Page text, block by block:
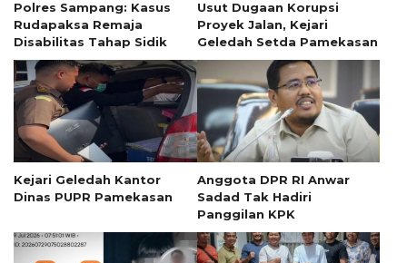
Polres Sampang: Kasus
Rudapaksa Remaja
Disabilitas Tahap Sidik
Usut Dugaan Korupsi
Proyek Jalan, Kejari
Geledah Setda Pamekasan
Kejari Geledah Kantor
Dinas PUPR Pamekasan
Anggota DPR RI Anwar
Sadad Tak Hadiri
Panggilan KPK